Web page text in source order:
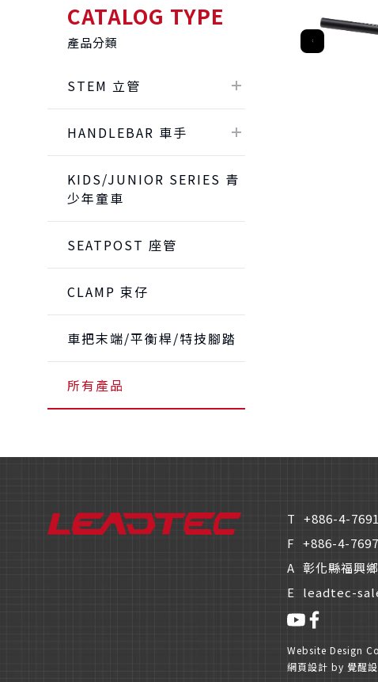
CATALOG TYPE
產品分類
STEM 立管
HANDLEBAR 車手
KIDS/JUNIOR SERIES 青
少年童車
SEATPOST 座管
CLAMP 束仔
車把末端/平衡桿/特技腳踏
所有產品
T +886-4-
F +886-4-
A 彰化縣福興
E
leadtec-
Website Design
網頁設計 by 覺醒